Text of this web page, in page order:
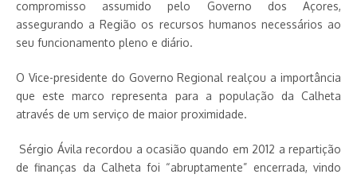
compromisso assumido pelo Governo dos Açores,
assegurando a Região os recursos humanos necessários ao
seu funcionamento pleno e diário.
O Vice-presidente do Governo Regional realçou a importância
que este marco representa para a população da Calheta
através de um serviço de maior proximidade.
Sérgio Ávila recordou a ocasião quando em 2012 a repartição
de finanças da Calheta foi “abruptamente” encerrada, vindo